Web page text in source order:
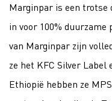
Marginpar is een trotse
in voor 100%
van Marginpar zijn
ze het KFC Silver Label
Ethiopië hebben ze